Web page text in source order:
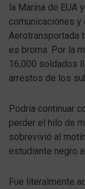
la Marina de
comunicaciones
Aerotransportada
es broma. Por la
16,000 soldados
arrestos de los
Podría continuar
perder el hilo de
sobrevivió al
estudiante negro
Fue literalmente